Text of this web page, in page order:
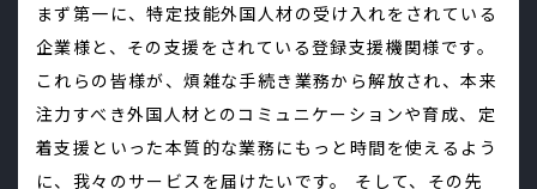
まず第一に、特定技能外国人材の受け入れをされている
企業様と、その支援をされている登録支援機関様です。
これらの皆様が、煩雑な手続き業務から解放され、本来
注力すべき外国人材とのコミュニケーションや育成、定
着支援といった本質的な業務にもっと時間を使えるよう
に、我々のサービスを届けたいです。 そして、その先